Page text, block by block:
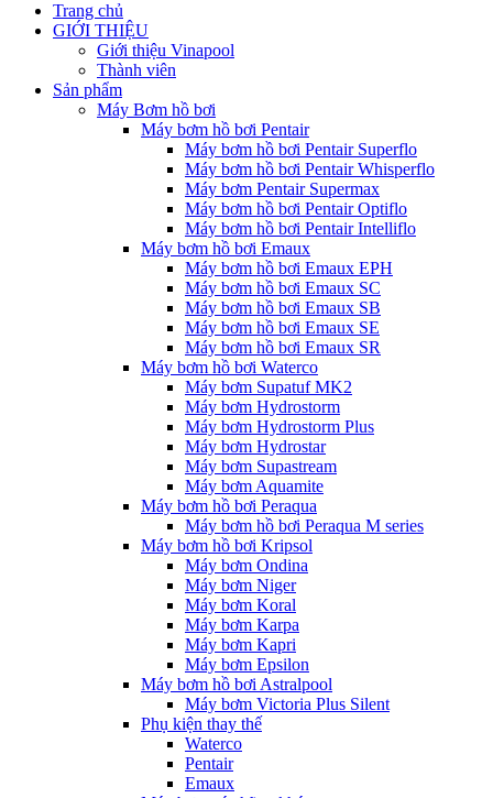
Trang chủ
GIỚI THIỆU
Giới thiệu Vinapool
Thành viên
Sản phẩm
Máy Bơm hồ bơi
Máy bơm hồ bơi Pentair
Máy bơm hồ bơi Pentair Superflo
Máy bơm hồ bơi Pentair Whisperflo
Máy bơm Pentair Supermax
Máy bơm hồ bơi Pentair Optiflo
Máy bơm hồ bơi Pentair Intelliflo
Máy bơm hồ bơi Emaux
Máy bơm hồ bơi Emaux EPH
Máy bơm hồ bơi Emaux SC
Máy bơm hồ bơi Emaux SB
Máy bơm hồ bơi Emaux SE
Máy bơm hồ bơi Emaux SR
Máy bơm hồ bơi Waterco
Máy bơm Supatuf MK2
Máy bơm Hydrostorm
Máy bơm Hydrostorm Plus
Máy bơm Hydrostar
Máy bơm Supastream
Máy bơm Aquamite
Máy bơm hồ bơi Peraqua
Máy bơm hồ bơi Peraqua M series
Máy bơm hồ bơi Kripsol
Máy bơm Ondina
Máy bơm Niger
Máy bơm Koral
Máy bơm Karpa
Máy bơm Kapri
Máy bơm Epsilon
Máy bơm hồ bơi Astralpool
Máy bơm Victoria Plus Silent
Phụ kiện thay thế
Waterco
Pentair
Emaux